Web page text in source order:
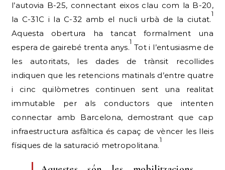
l’autovia B-25, connectant eixos clau com la B-20,
la C-31C i la C-32 amb el nucli urbà de la ciutat.
1
Aquesta obertura ha tancat formalment una
espera de gairebé trenta anys.
1
Tot i l’entusiasme de
les autoritats, les dades de trànsit recollides
indiquen que les retencions matinals d’entre quatre
i cinc quilòmetres continuen sent una realitat
immutable per als conductors que intenten
connectar amb Barcelona, demostrant que cap
infraestructura asfàltica és capaç de vèncer les lleis
físiques de la saturació metropolitana.
1